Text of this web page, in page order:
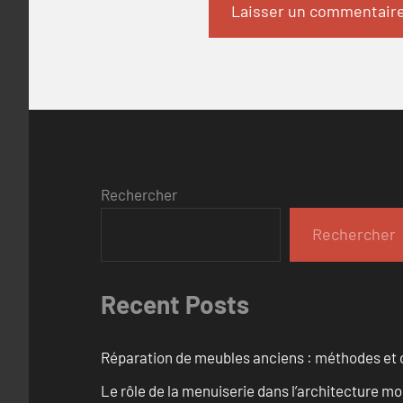
Rechercher
Rechercher
Recent Posts
Réparation de meubles anciens : méthodes et
Le rôle de la menuiserie dans l’architecture